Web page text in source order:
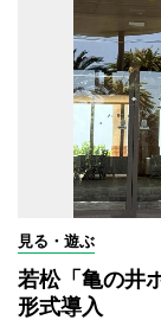
見る・遊ぶ
若松「亀の井
形式導入